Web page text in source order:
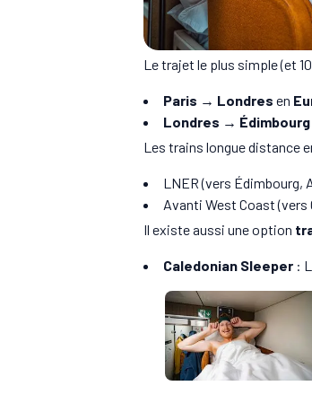
Le trajet le plus simple (et
Paris → Londres en
Londres → Édimbourg
Les trains longue distance
LNER (vers Édimbourg,
Avanti West Coast (vers
Il existe aussi une option
Caledonian Sleeper :